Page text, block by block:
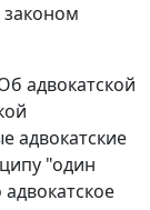
адвокатской
адвокатские
"один